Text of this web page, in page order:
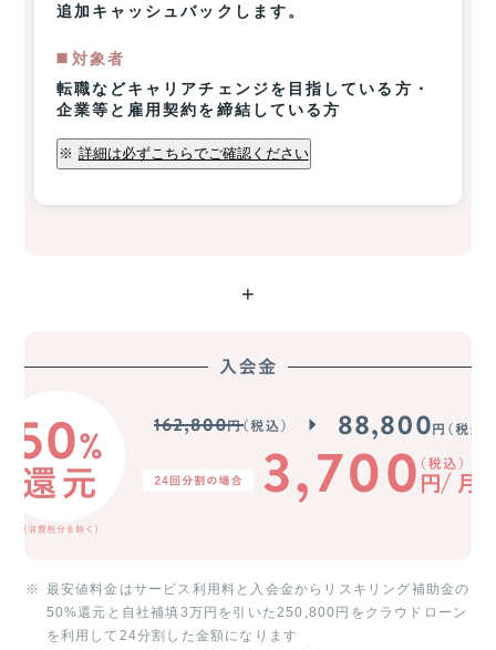
追加キャッシュバックします。
◼️️対象者
転職などキャリアチェンジを目指している方・
企業等と雇用契約を締結している方
※ 詳細は必ずこちらでご確認ください
+
最安値料金はサービス利用料と入会金からリスキリング補助金の
50%還元と自社補填3万円を引いた250,800円をクラウドローン
を利用して24分割した金額になります